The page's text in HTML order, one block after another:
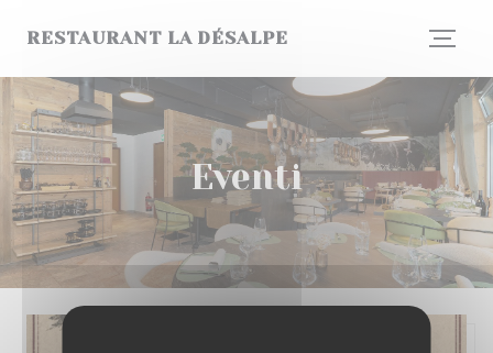
RESTAURANT LA DÉSALPE
Eventi